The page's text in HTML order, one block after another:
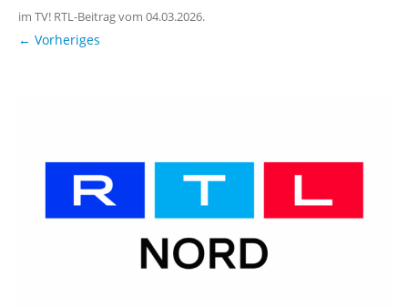
im TV! RTL-Bei­trag vom 04.03.2026.
← Vor­he­ri­ges